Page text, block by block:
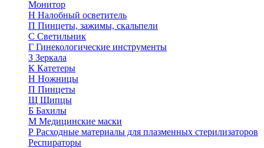
Монитор
Н Налобный осветитель
П Пинцеты, зажимы, скальпели
С Светильник
Г Гинекологические инструменты
З Зеркала
К Катетеры
Н Ножницы
П Пинцеты
Щ Щипцы
Б Бахилы
М Медицинские маски
Р Расходные материалы для плазменных стерилизаторов
Респираторы